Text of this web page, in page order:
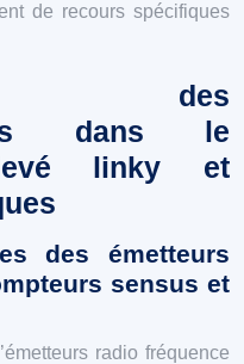
de recours spécifiques
des
dans le
linky et
des émetteurs
sensus et
radio fréquence